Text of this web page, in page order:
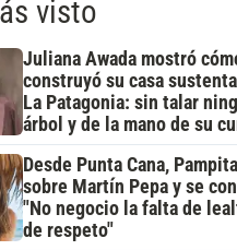
visto
Juliana Awada mostró
construyó su casa
La Patagonia: sin talar
árbol y de la mano de su
Desde Punta Cana,
sobre Martín Pepa y se
"No negocio la falta de
de respeto"